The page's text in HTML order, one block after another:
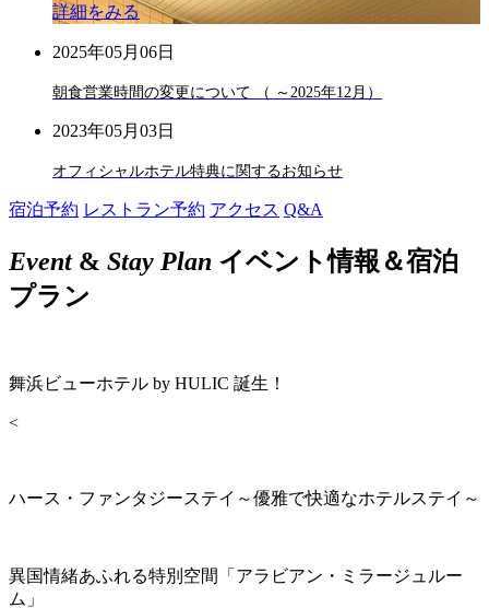
詳細をみる
2025年05月06日
朝食営業時間の変更について （ ～2025年12月）
2023年05月03日
オフィシャルホテル特典に関するお知らせ
宿泊予約 レストラン予約 アクセス Q&A
Event& Stay Plan イベント情報＆宿泊
プラン
舞浜ビューホテル by HULIC 誕生！
<
ハース・ファンタジーステイ～優雅で快適なホテルステイ～
異国情緒あふれる特別空間「アラビアン・ミラージュルー
ム」